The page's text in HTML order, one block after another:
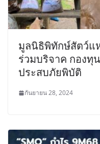
มูลนิธิพิทักษ์สัตว์แ
ร่วมบริจาค กองทุ
ประสบภัยพิบัติ
กันยายน 28, 2024